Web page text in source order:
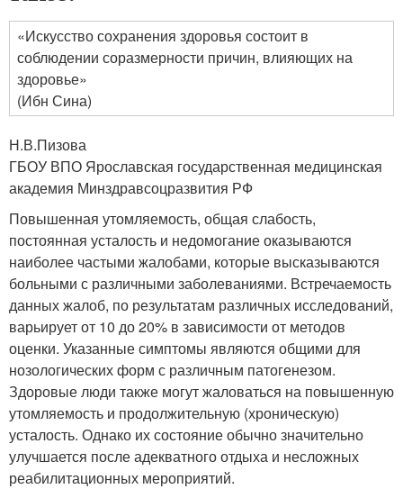
«Искусство сохранения здоровья состоит в
соблюдении соразмерности причин, влияющих на
здоровье»
(Ибн Сина)
Н.В.Пизова
ГБОУ ВПО Ярославская государственная медицинская
академия Минздравсоцразвития РФ
Повышенная утомляемость, общая слабость,
постоянная усталость и недомогание оказываются
наиболее частыми жалобами, которые высказываются
больными с различными заболеваниями. Встречаемость
данных жалоб, по результатам различных исследований,
варьирует от 10 до 20% в зависимости от методов
оценки. Указанные симптомы являются общими для
нозологических форм с различным патогенезом.
Здоровые люди также могут жаловаться на повышенную
утомляемость и продолжительную (хроническую)
усталость. Однако их состояние обычно значительно
улучшается после адекватного отдыха и несложных
реабилитационных мероприятий.